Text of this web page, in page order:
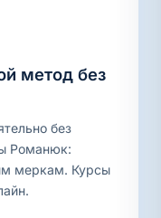
метод без
без
Романюк:
меркам. Курсы